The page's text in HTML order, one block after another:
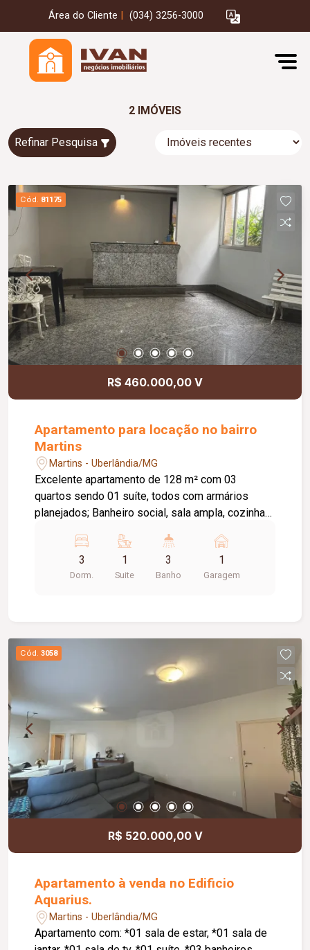
Área do Cliente (034) 3256-3000
2 IMÓVEIS
Refinar Pesquisa
Cód. 81175
R$ 460.000,00 V
Apartamento para locação no bairro
Martins
Martins - Uberlândia/MG
Excelente apartamento de 128 m² com 03
quartos sendo 01 suíte, todos com armários
planejados; Banheiro social, sala ampla, cozinha
banheiro, área de serviço; O apartamento possui
sacada na suíte, floreiras nos quartos e na sala;
Piso em Sinteco; 01 vaga de garagem. O
somente água; A medição do gás é feita
mensalmente.
3
Dorm.
1
Suite
3
Banho
1
Garagem
Cód. 3058
R$ 520.000,00 V
Apartamento à venda no Edificio
Aquarius.
Martins - Uberlândia/MG
Apartamento com: *01 sala de estar, *01 sala de